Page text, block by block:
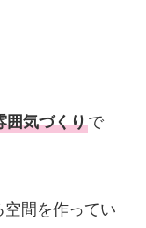
囲気づくりで
間を作ってい